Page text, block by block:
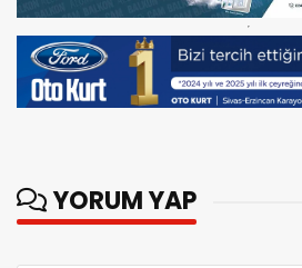
YORUM YAP